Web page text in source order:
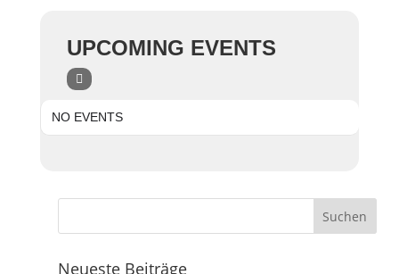
UPCOMING EVENTS
NO EVENTS
Neueste Beiträge